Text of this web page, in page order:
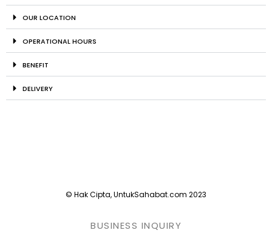
OUR LOCATION
OPERATIONAL HOURS
BENEFIT
DELIVERY
© Hak Cipta, UntukSahabat.com 2023
BUSINESS INQUIRY